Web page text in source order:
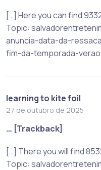
[…] Here you can find
Topic:
anuncia-data-da-
fim-da-temporada-
learning to kite foil
27 de outubro de 2025
… [Trackback]
[…] There you will find
Topic: